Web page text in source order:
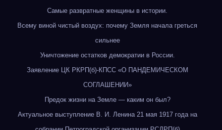
Самые развратные женщины в истории.
Всему виной чистый воздух: почему Земля начала греться
сильнее
Уничтожение остатков демократии в России.
Заявление ЦК РКРП(б)-КПСС «О ПАНДЕМИЧЕСКОМ
СОГЛАШЕНИИ»
Предок жизни на Земле — каким он был?
Актуальное выступление В. И. Ленина 21 мая 1917 года на